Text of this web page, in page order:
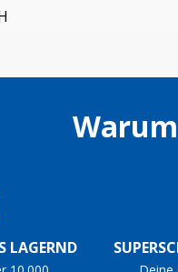
LAGERND